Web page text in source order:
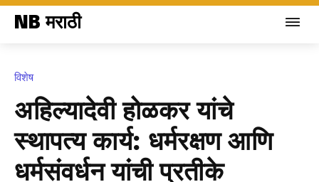
NB मराठी
विशेष
अहिल्यादेवी होळकर यांचे
स्थापत्य कार्य: धर्मरक्षण आणि
धर्मसंवर्धन यांची प्रतीके